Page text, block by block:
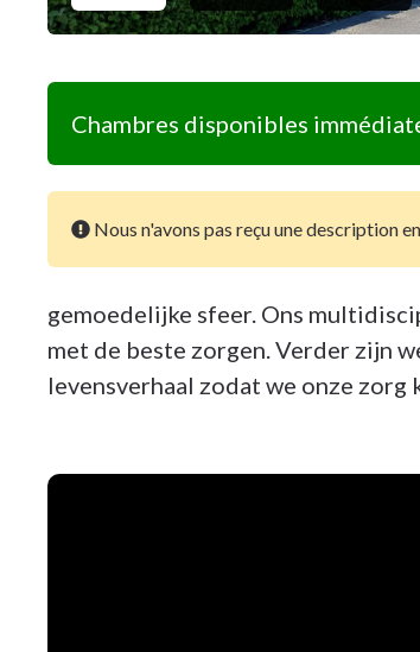
Chambres disponibles
Nous n'avons pas reçu une description
gemoedelijke sfeer. Ons
met de beste zorgen. Verder zijn
levensverhaal zodat we onze zorg